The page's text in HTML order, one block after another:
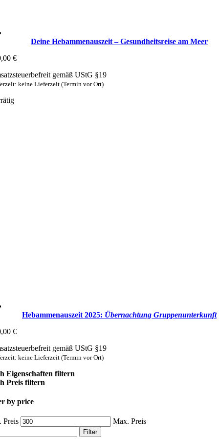
Deine Hebammenauszeit – Gesundheitsreise am Meer
€
gemäß UStG §19
keine Lieferzeit (Termin vor Ort)
Hebammenauszeit 2025: Übernachtung Gruppen­unterkunft
€
gemäß UStG §19
keine Lieferzeit (Termin vor Ort)
Eigenschaften filtern
Preis filtern
by price
Preis Max. Preis
Filter